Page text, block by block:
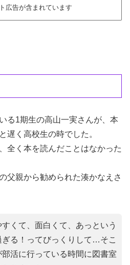
広告が含まれています
る1期生の高山一実さんが、本
遅く高校生の時でした。
全く本を読んだことはなかった
父親から勧められた湊かなえさ
くて、面白くて、あっという
ぎる！ってびっくりして…そこ
活に行っている時間に図書室